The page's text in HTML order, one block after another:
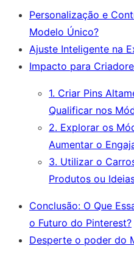
Personalização e
Modelo Único?
Ajuste Inteligente na
Impacto para
1. Criar Pins
Qualificar nos
2. Explorar os
Aumentar o
3. Utilizar o
Produtos ou
Conclusão: O Que
o Futuro do Pinterest?
Desperte o poder do